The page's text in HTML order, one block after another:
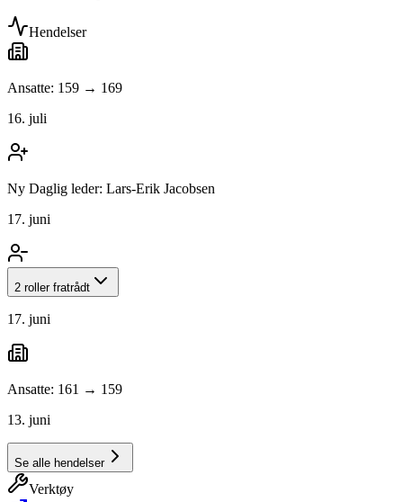
Hendelser
Ansatte: 159 → 169
16. juli
Ny Daglig leder: Lars-Erik Jacobsen
17. juni
2 roller fratrådt
17. juni
Ansatte: 161 → 159
13. juni
Se alle hendelser
Verktøy